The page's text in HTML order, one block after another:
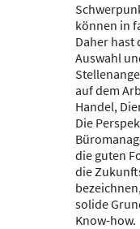
können in
Daher hast
Auswahl
auf dem
Handel,
Die
die guten
die
solide
Know-how.